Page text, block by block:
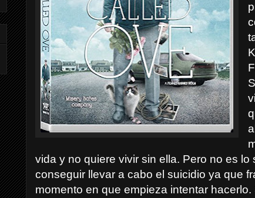
vida y no quiere vivir sin ella. Pero no es
conseguir llevar a cabo el suicidio ya que
momento en que empieza intentar